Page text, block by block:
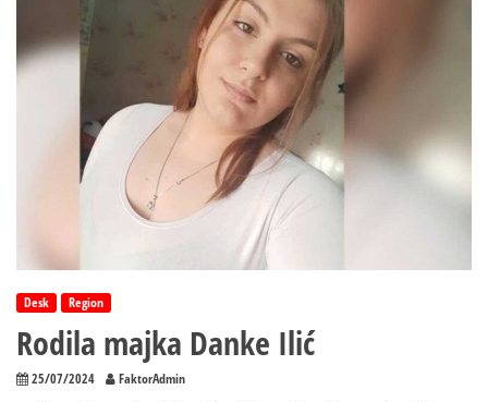
Desk Region
Rodila majka Danke Ilić
25/07/2024 FaktorAdmin